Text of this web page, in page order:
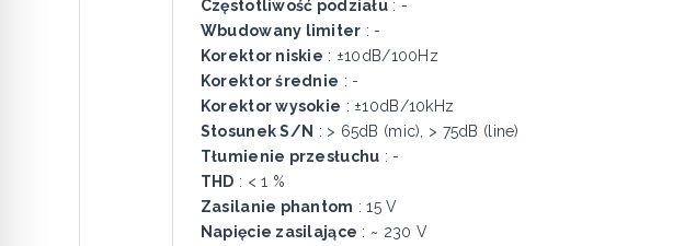
Częstotliwość podziału : -
Wbudowany limiter : -
Korektor niskie : ±10dB/100Hz
Korektor średnie : -
Korektor wysokie : ±10dB/10kHz
Stosunek S/N : > 65dB (mic), > 75dB (line)
Tłumienie przesłuchu : -
THD : < 1 %
Zasilanie phantom : 15 V
Napięcie zasilające : ~ 230 V